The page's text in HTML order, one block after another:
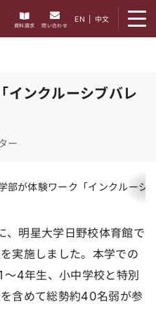
資料請求 問い合わせ
EN 中文
インクルーシブバレ
ー
部が体験ワーク「インクルーシ
明星大学日野校体育館で
実施しました。本学での
4年生、小中学校と特別
含めて総勢約40名弱が参